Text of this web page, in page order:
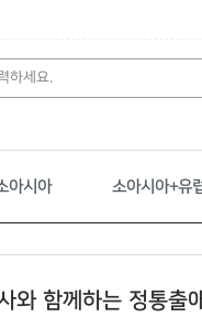
아시아 소아시아+유
와 함께하는 정통출